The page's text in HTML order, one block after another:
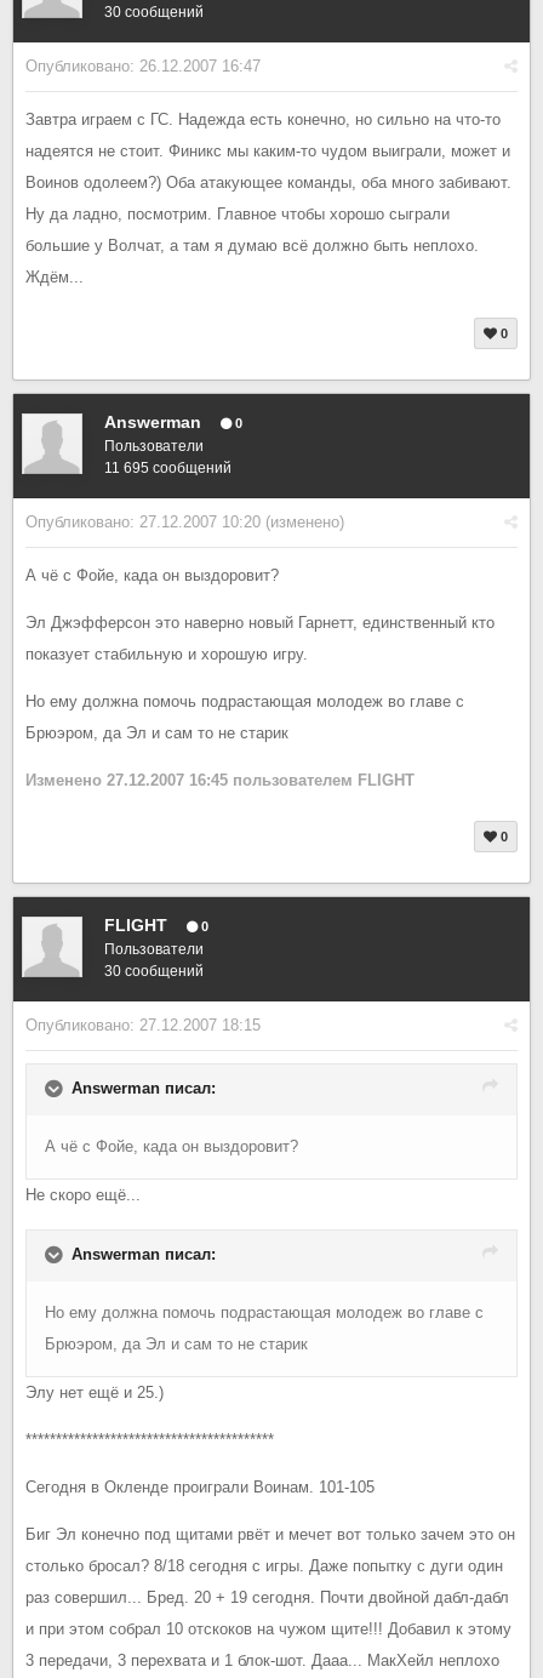
30 сообщений
Опубликовано: 26.12.2007 16:47
Завтра играем с ГС. Надежда есть конечно, но сильно на что-то
надеятся не стоит. Финикс мы каким-то чудом выиграли, может и
Воинов одолеем?) Оба атакующее команды, оба много забивают.
Ну да ладно, посмотрим. Главное чтобы хорошо сыграли
большие у Волчат, а там я думаю всё должно быть неплохо.
Ждём...
0
Answerman 0
Пользователи
11 695 сообщений
Опубликовано: 27.12.2007 10:20 (изменено)
А чё с Фойе, када он выздоровит?
Эл Джэфферсон это наверно новый Гарнетт, единственный кто
показует стабильную и хорошую игру.
Но ему должна помочь подрастающая молодеж во главе с
Брюэром, да Эл и сам то не старик
Изменено 27.12.2007 16:45 пользователем FLIGHT
0
FLIGHT 0
Пользователи
30 сообщений
Опубликовано: 27.12.2007 18:15
Answerman писал:
А чё с Фойе, када он выздоровит?
Не скоро ещё...
Answerman писал:
Но ему должна помочь подрастающая молодеж во главе с
Брюэром, да Эл и сам то не старик
Элу нет ещё и 25.)
*****************************************
Сегодня в Окленде проиграли Воинам. 101-105
Биг Эл конечно под щитами рвёт и мечет вот только зачем это он
столько бросал? 8/18 сегодня с игры. Даже попытку с дуги один
раз совершил... Бред. 20 + 19 сегодня. Почти двойной дабл-дабл
и при этом собрал 10 отскоков на чужом щите!!! Добавил к этому
3 передачи, 3 перехвата и 1 блок-шот. Дааа... МакХейл неплохо